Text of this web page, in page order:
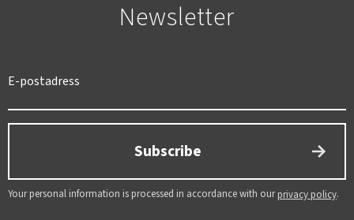
Newsletter
Subscribe
Your personal information is processed in accordance with ourprivacy policy.